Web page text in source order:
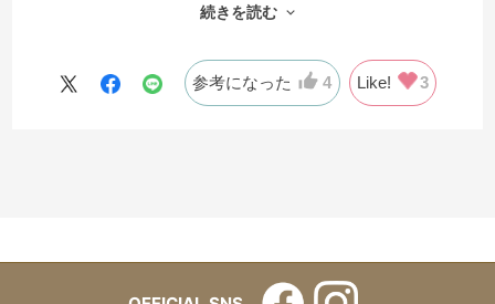
薄いヘッドボードが立体的に見える、アシンメトリーな
続きを読む
参考になった 4 Like! 3